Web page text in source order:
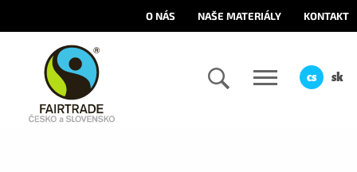
O NÁS NAŠE MATERIÁLY KONTAKT
cs sk